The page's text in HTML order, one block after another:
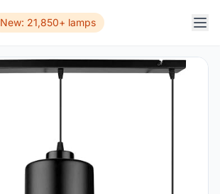
New: 21,850+ lamps